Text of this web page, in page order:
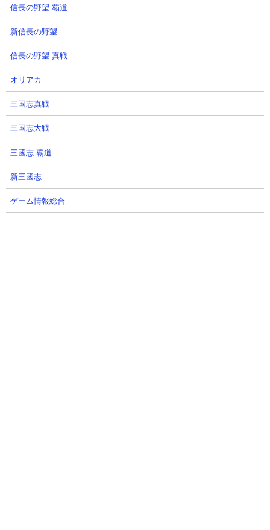
【攻略概要】
「にゃんこ大戦争攻略ちゃんねる」さんの攻略動画です。魔女キ
ラー不使用の無課金3種のみでの攻略。大狂乱ライオンをうまいタ
イミングで出すことでBOSSを完全に敵城に張り付け、そこにムー
トや超特急を投げ続けてダメージを稼ぐという戦い方。大狂乱ラ
イオンのタイミングが少しでもズレると魔女の進軍を許してしま
うので、かなり神経をすり減らしながら戦う9分半となるでしょう
（汗）
信長の野望 覇道
新信長の野望
信長の野望 真戦
オリアカ
三国志真戦
三国志大戦
三國志 覇道
新三國志
ゲーム情報総合